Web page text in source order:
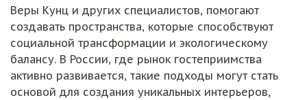
Веры Кунц и других специалистов, помогают
создавать пространства, которые способствуют
социальной трансформации и экологическому
балансу. В России, где рынок гостеприимства
активно развивается, такие подходы могут стать
основой для создания уникальных интерьеров,